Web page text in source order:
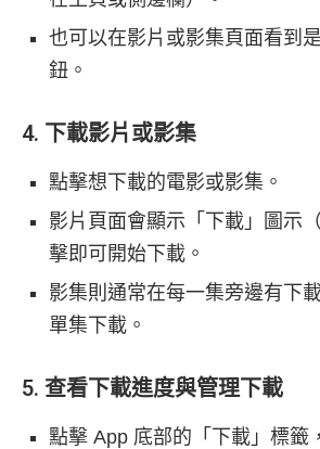
也可以在影片或影集頁面看到
鈕。
4. 下載影片或影集
點擊想下載的電影或影集。
影片頁面會顯示「下載」圖示
擊即可開始下載。
影集則通常在每一集旁邊有下
單集下載。
5. 查看下載進度與管理下載
點擊 App 底部的「下載」標籤